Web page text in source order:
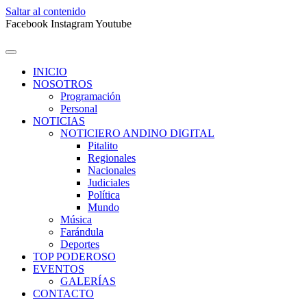
Saltar al contenido
Facebook InstagramYoutube
INICIO
NOSOTROS
Programación
Personal
NOTICIAS
NOTICIERO ANDINO DIGITAL
Pitalito
Regionales
Nacionales
Judiciales
Política
Mundo
Música
Farándula
Deportes
TOP PODEROSO
EVENTOS
GALERÍAS
CONTACTO